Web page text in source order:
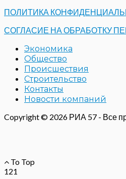
ПОЛИТИКА
СОГЛАСИЕ НА ОБРАБОТКУ
Экономика
Общество
Происшествия
Строительство
Контакты
Новости компаний
Copyright © 2026 РИА 57 - Все
To Top
121